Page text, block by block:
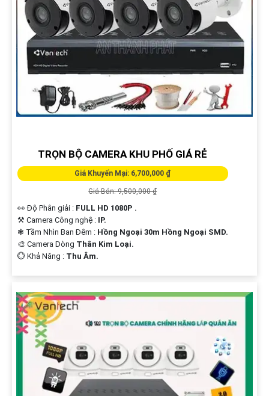
TRỌN BỘ CAMERA KHU PHỐ GIÁ RẺ
Giá Khuyến Mại: 6,700,000 ₫
Giá Bán: 9,500,000 ₫
️
👀 Độ Phân giải : FULL HD 1080P .
⚒ Camera Công nghệ : IP.
❃ Tầm Nhìn Ban Đêm : Hồng Ngoại 30m Hồng Ngoại SMD.
🎨 Camera Dòng Thân Kim Loại.
️💮 Khả Năng : Thu Âm.